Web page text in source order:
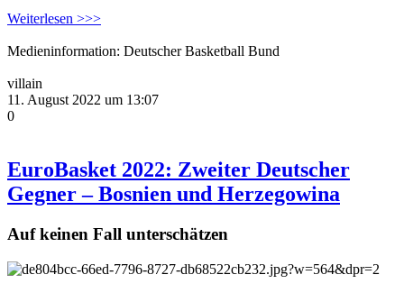
Weiterlesen >>>
Medieninformation: Deutscher Basketball Bund
villain
11. August 2022 um 13:07
0
EuroBasket 2022: Zweiter Deutscher
Gegner – Bosnien und Herzegowina
Auf keinen Fall unterschätzen